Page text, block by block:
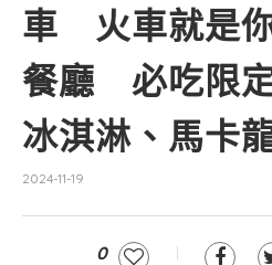
車 火車就是
餐廳 必吃限
冰淇淋、馬卡
2024-11-19
0